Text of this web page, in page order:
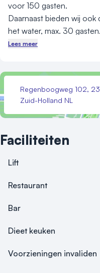
voor 150 gasten.
Daarnaast bieden wij
het water, max. 30 gasten.
U kunt bij ons gratis en
Lees meer
Regenboogweg 102,
Zuid-Holland NL
Faciliteiten
Lift
Restaurant
Bar
Dieet keuken
Voorzieningen invaliden